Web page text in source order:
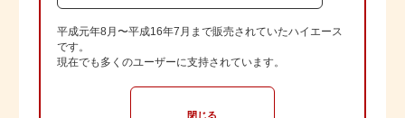
平成元年8月〜平成16年7月まで販売されていたハイエース
です。
現在でも多くのユーザーに支持されています。
閉じる